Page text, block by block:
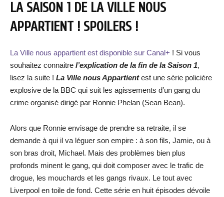
LA SAISON 1 DE LA VILLE NOUS
APPARTIENT ! SPOILERS !
La Ville nous appartient est disponible sur Canal+ ! Si vous
souhaitez connaitre l’explication de la fin de la Saison 1,
lisez la suite ! La Ville nous Appartientest une série policière
explosive de la BBC qui suit les agissements d’un gang du
crime organisé dirigé par Ronnie Phelan (Sean Bean).
Alors que Ronnie envisage de prendre sa retraite, il se
demande à qui il va léguer son empire : à son fils, Jamie, ou à
son bras droit, Michael. Mais des problèmes bien plus
profonds minent le gang, qui doit composer avec le trafic de
drogue, les mouchards et les gangs rivaux. Le tout avec
Liverpool en toile de fond. Cette série en huit épisodes dévoile